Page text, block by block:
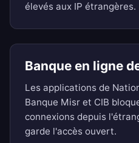
élevés aux IP étrangères.
Banque en ligne
Les applications de
Banque Misr et CIB
connexions depuis
garde l'accès ouvert.